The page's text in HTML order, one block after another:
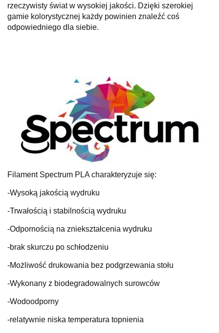
rzeczywisty świat w wysokiej jakości. Dzięki szerokiej
gamie kolorystycznej każdy powinien znaleźć coś
odpowiedniego dla siebie.
Filament Spectrum PLA charakteryzuje się:
-Wysoką jakością wydruku
-Trwałością i stabilnością wydruku
-Odpornością na zniekształcenia wydruku
-brak skurczu po schłodzeniu
-Możliwość drukowania bez podgrzewania stołu
-Wykonany z biodegradowalnych surowców
-Wodoodporny
-relatywnie niska temperatura topnienia